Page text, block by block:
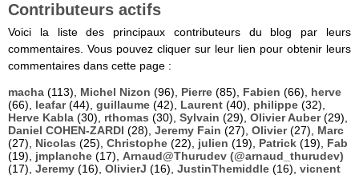
Contributeurs actifs
Voici la liste des principaux contributeurs du blog par leurs
commentaires. Vous pouvez cliquer sur leur lien pour obtenir leurs
commentaires dans cette page :
macha (113), Michel Nizon (96), Pierre (85), Fabien (66), herve
(66), leafar(44), guillaume (42), Laurent (40), philippe (32),
Herve Kabla (30), rthomas (30), Sylvain (29), Olivier Auber(29),
Daniel COHEN-ZARDI (28), Jeremy Fain (27), Olivier(27), Marc
(27), Nicolas (25), Christophe (22), julien (19), Patrick (19), Fab
(19), jmplanche (17), Arnaud@Thurudev (@arnaud_thurudev)
(17), Jeremy (16), OlivierJ (16), JustinThemiddle (16), vicnent